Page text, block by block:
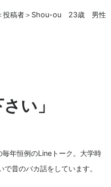
投稿者＞Shou-ou 23歳 男性
い」
年恒例のLineトーク。大学時
昔のバカ話をしています。